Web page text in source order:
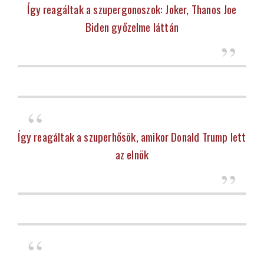
Így reagáltak a szupergonoszok: Joker, Thanos Joe
Biden győzelme láttán
Így reagáltak a szuperhősök, amikor Donald Trump lett
az elnök